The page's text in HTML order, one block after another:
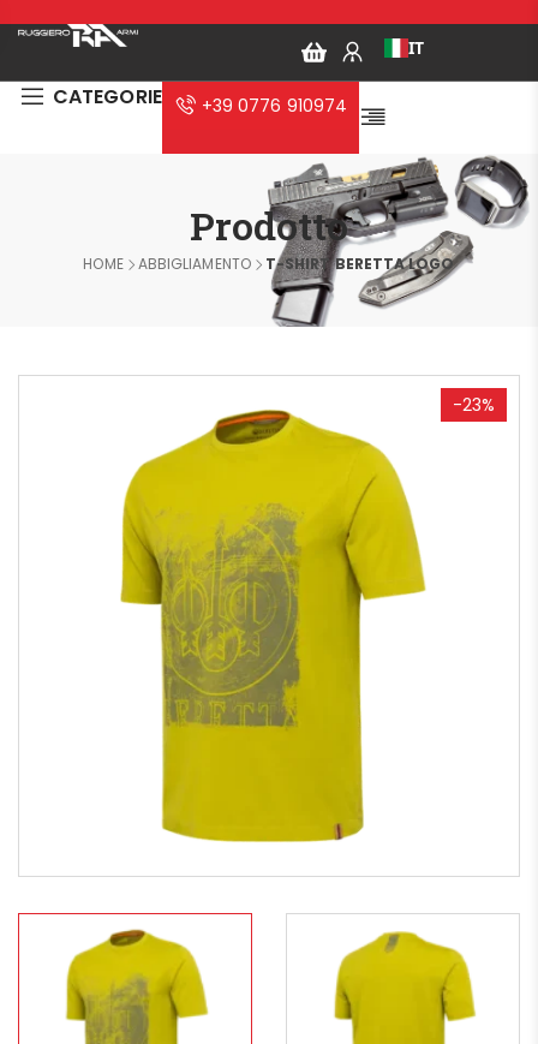
IT
CATEGORIE +39 0776 910974
Prodotto
HOME ABBIGLIAMENTO T-SHIRT BERETTA LOGO
-23%